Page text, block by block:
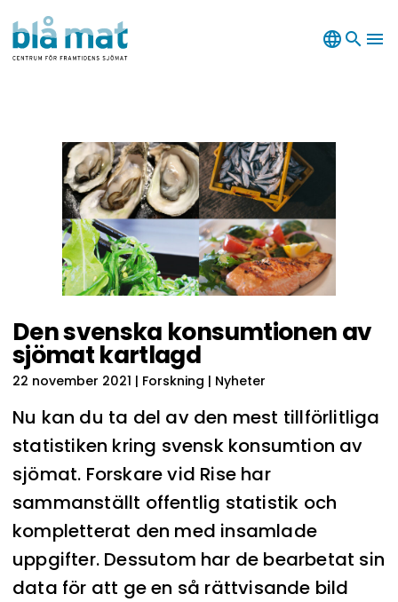
language search menu
Den svenska konsumtionen av
sjömat kartlagd
22 november 2021 | Forskning | Nyheter
Nu kan du ta del av den mest tillförlitliga
statistiken kring svensk konsumtion av
sjömat. Forskare vid Rise har
sammanställt offentlig statistik och
kompletterat den med insamlade
uppgifter. Dessutom har de bearbetat sin
data för att ge en så rättvisande bild